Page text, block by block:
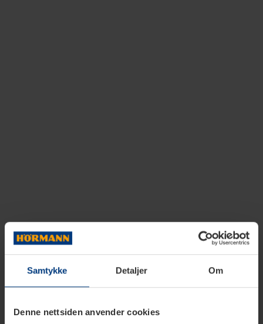
Samtykke Detaljer Om
Denne nettsiden anvender cookies